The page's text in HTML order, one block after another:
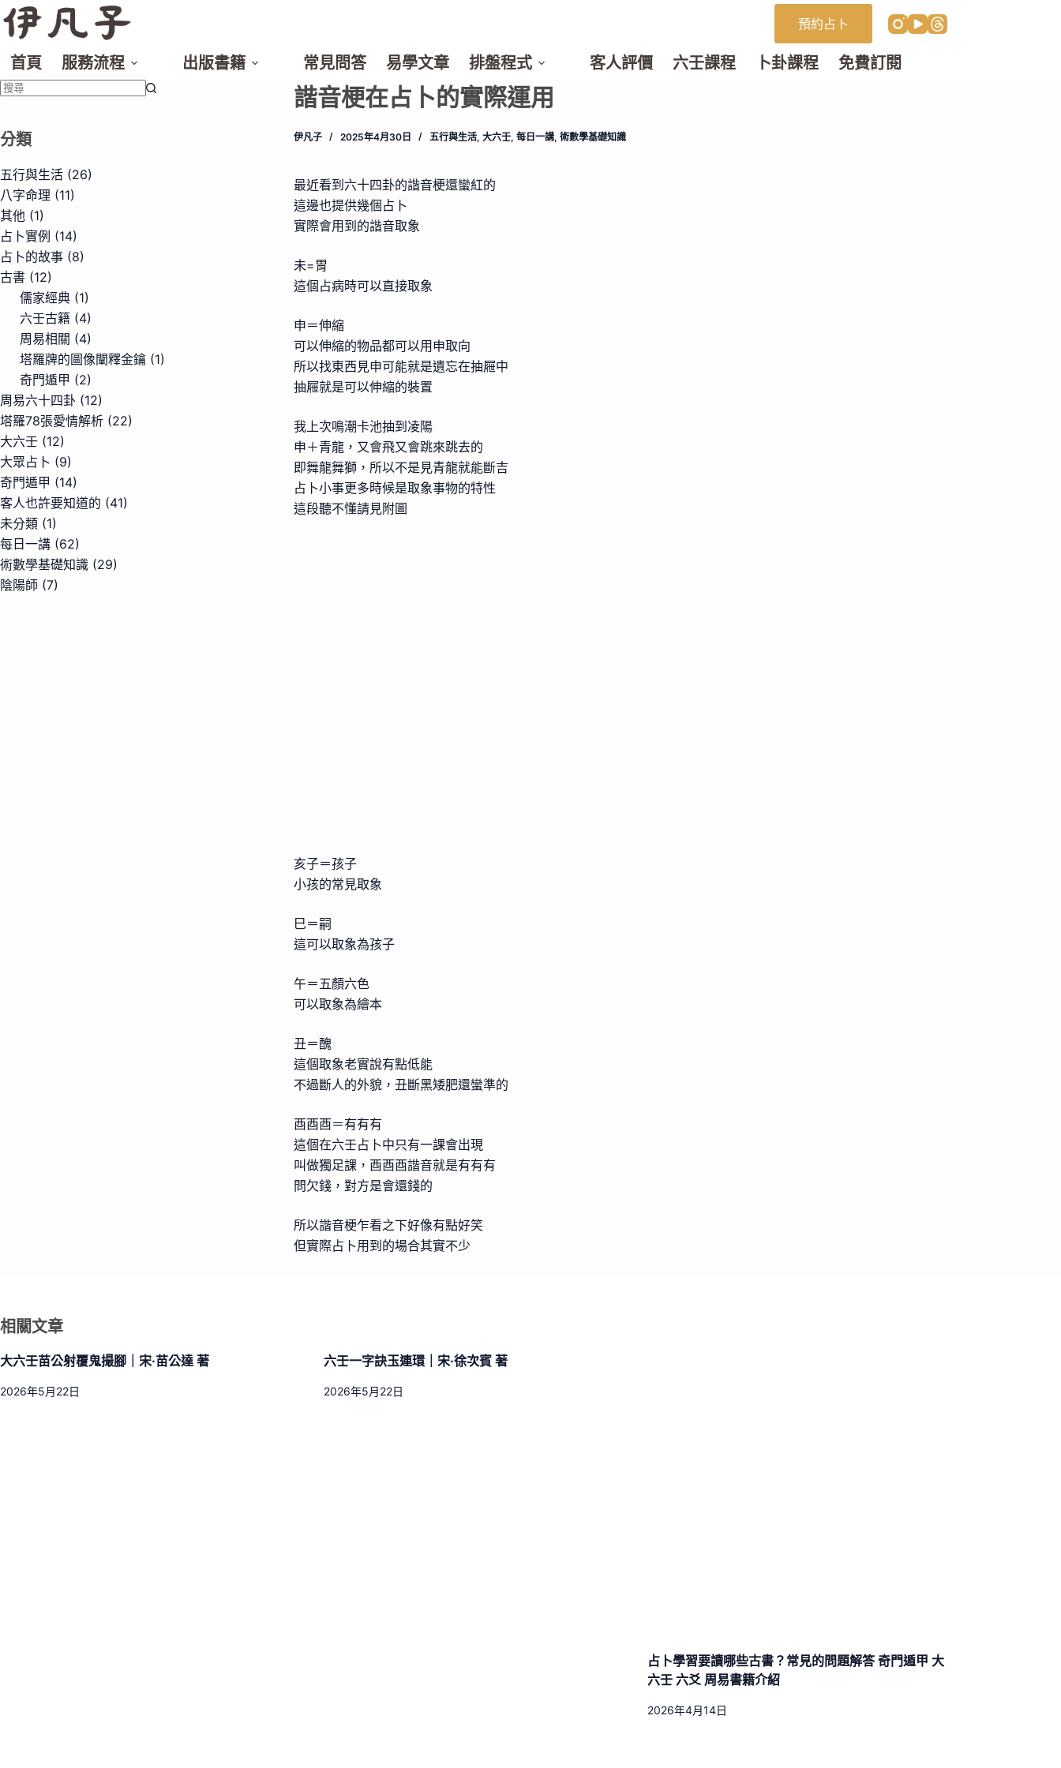
跳
至
內
預約占卜
首頁 服務流程 出版書籍 常見問答 易學文章 排盤程式 客人評價 六壬課程 卜卦課程 免費訂閱
諧音梗在占卜的實際運用
伊凡子 2025年4月30日 五行與生活, 大六壬, 每日一講, 術數學基礎知識
最近看到六十四卦的諧音梗還蠻紅的
這邊也提供幾個占卜
實際會用到的諧音取象
未=胃
這個占病時可以直接取象
申＝伸縮
可以伸縮的物品都可以用申取向
所以找東西見申可能就是遺忘在抽屜中
抽屜就是可以伸縮的裝置
我上次鳴潮卡池抽到凌陽
申＋青龍，又會飛又會跳來跳去的
即舞龍舞獅，所以不是見青龍就能斷吉
占卜小事更多時候是取象事物的特性
這段聽不懂請見附圖
亥子＝孩子
小孩的常見取象
巳＝嗣
這可以取象為孩子
午＝五顏六色
可以取象為繪本
丑＝醜
這個取象老實說有點低能
不過斷人的外貌，丑斷黑矮肥還蠻準的
酉酉酉＝有有有
這個在六壬占卜中只有一課會出現
叫做獨足課，酉酉酉諧音就是有有有
問欠錢，對方是會還錢的
所以諧音梗乍看之下好像有點好笑
但實際占卜用到的場合其實不少
不
到
符
合
條
件
的
結
分類
五行與生活 (26)
八字命理 (11)
其他 (1)
占卜實例 (14)
占卜的故事 (8)
古書 (12)
儒家經典 (1)
六壬古籍 (4)
周易相關 (4)
塔羅牌的圖像闡釋金鑰 (1)
奇門遁甲 (2)
周易六十四卦 (12)
塔羅78張愛情解析 (22)
大六壬 (12)
大眾占卜 (9)
奇門遁甲 (14)
客人也許要知道的 (41)
未分類 (1)
每日一講 (62)
術數學基礎知識 (29)
陰陽師 (7)
相關文章
大六壬苗公射覆鬼撮腳｜宋·苗公達 著
2026年5月22日
六壬一字訣玉連環｜宋·徐次賓 著
2026年5月22日
占卜學習要讀哪些古書？常見的問題解答 奇門遁甲 大
六壬 六爻 周易書籍介紹
2026年4月14日